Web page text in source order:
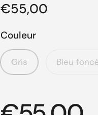
Prix régulier
€55,00
Couleur
Gris Bleu